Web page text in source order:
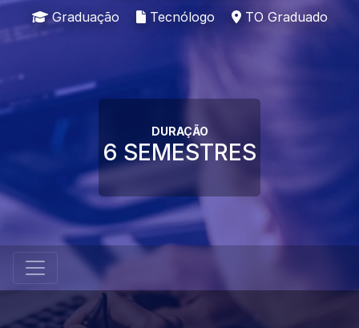
Graduação Tecnólogo TO Graduado
DURAÇÃO
6 SEMESTRES